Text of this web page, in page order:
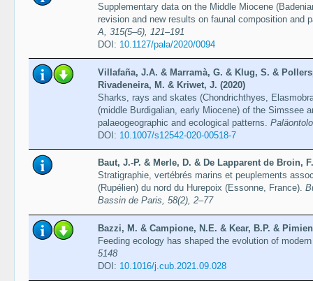
Supplementary data on the Middle Miocene
revision and new results on faunal composition and
A, 315(5–6), 121–191
DOI: 10.1127/pala/2020/0094
Villafaña, J.A. & Marramà, G. & Klug, S. &
Rivadeneira, M. & Kriwet, J. (2020)
Sharks, rays and skates (Chondrichthyes,
(middle Burdigalian, early Miocene) of the Simssee
palaeogeographic and ecological patterns.
DOI: 10.1007/s12542-020-00518-7
Baut, J.-P. & Merle, D. & De Lapparent de Broin,
Stratigraphie, vertébrés marins et peuplements
(Rupélien) du nord du Hurepoix (Essonne, France).
Bassin de Paris, 58(2), 2–77
Bazzi, M. & Campione, N.E. & Kear, B.P. &
Feeding ecology has shaped the evolution of
5148
DOI: 10.1016/j.cub.2021.09.028